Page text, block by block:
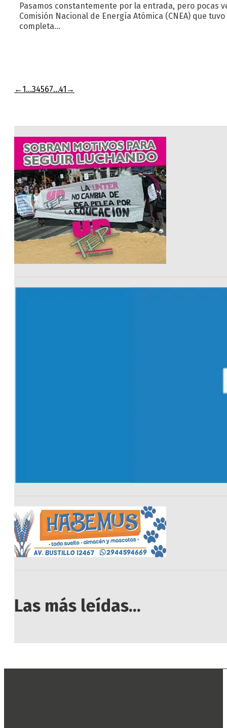
Pasamos constantemente por la entrada, pero pocas
Comisión Nacional de Energía Atómica (CNEA) que
completa…
← 1…34567…41 →
Las más leídas...